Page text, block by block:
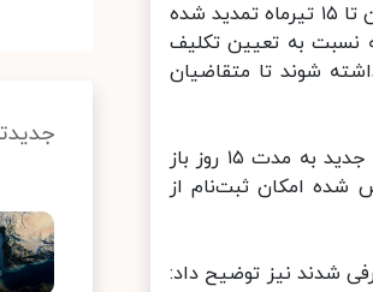
رستم قاسمی با بیان این‌که پالایش نهایی متقاضیان طرح نهضت ملی مسکن تا ۱۵ تیرماه تمدید شده
نسبت به تعیین تکلیف
شوند تا متقاضیان
وی افزود: بعد از ۱۵ تیرماه سامانه طرح‌های حمایتی مسکن برای متقاضیان جدید به مدت ۱۵ روز باز
امکان ثبت‌نام از
شدند نیز توضیح داد: